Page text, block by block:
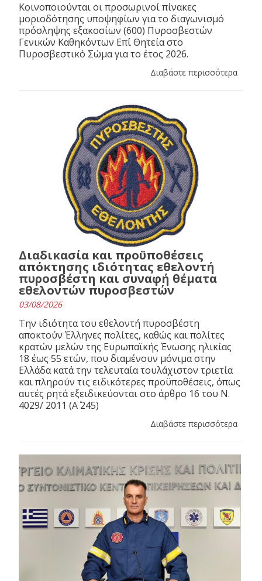
Κοινοποιούνται οι προσωρινοί πίνακες
μοριοδότησης υποψηφίων για το διαγωνισμό
πρόσληψης εξακοσίων (600) Πυροσβεστών
Γενικών Καθηκόντων Επί Θητεία στο
Πυροσβεστικό Σώμα για το έτος 2026.
Διαβάστε περισσότερα
Διαδικασία και προϋποθέσεις
απόκτησης ιδιότητας εθελοντή
πυροσβέστη και συναφή θέματα
εθελοντών πυροσβεστών
03/08/2026
Την ιδιότητα του εθελοντή πυροσβέστη
αποκτούν Έλληνες πολίτες, καθώς και πολίτες
κρατών μελών της Ευρωπαϊκής Ένωσης ηλικίας
18 έως 55 ετών, που διαμένουν μόνιμα στην
Ελλάδα κατά την τελευταία τουλάχιστον τριετία
και πληρούν τις ειδικότερες προϋποθέσεις, όπως
αυτές ρητά εξειδικεύονται στο άρθρο 16 του N.
4029/ 2011 (Α΄ 245)
Διαβάστε περισσότερα